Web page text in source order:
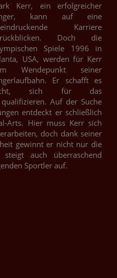
Kerr, ein erfolgreicher
kann auf eine
Karriere
Doch die
Spiele 1996 in
USA, werden für Kerr
Wendepunkt seiner
Er schafft es
sich für das
Auf der Suche
entdeckt er schließlich
Arts. Hier muss Kerr sich
doch dank seiner
gewinnt er nicht nur die
auch überraschend
Sportler auf.